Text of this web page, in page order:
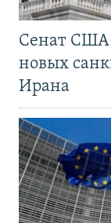
Сенат США
новых
Ирана